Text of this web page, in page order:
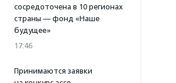
сосредоточена в 10 регионах
страны — фонд «Наше
будущее»
17:46
Принимаются заявки